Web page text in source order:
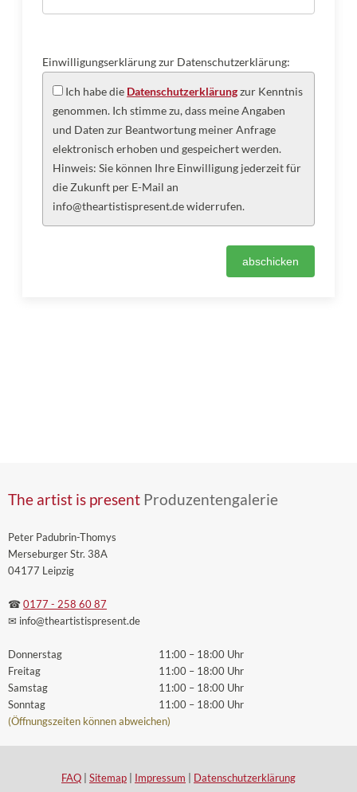
Einwilligungserklärung zur Datenschutzerklärung:
Ich habe die Datenschutzerklärungzur Kenntnis
genommen. Ich stimme zu, dass meine Angaben
und Daten zur Beantwortung meiner Anfrage
elektronisch erhoben und gespeichert werden.
Hinweis: Sie können Ihre Einwilligung jederzeit für
die Zukunft per E-Mail an
info@theartistispresent.de widerrufen.
The artist is present Produzentengalerie
Peter Padubrin-Thomys
Merseburger Str. 38A
04177 Leipzig
☎ 0177 - 258 60 87
✉ info@theartistispresent.de
Donnerstag
Freitag
Samstag
Sonntag
11:00 – 18:00 Uhr
11:00 – 18:00 Uhr
11:00 – 18:00 Uhr
11:00 – 18:00 Uhr
(Öffnungszeiten können abweichen)
FAQ Sitemap Impressum Datenschutzerklärung